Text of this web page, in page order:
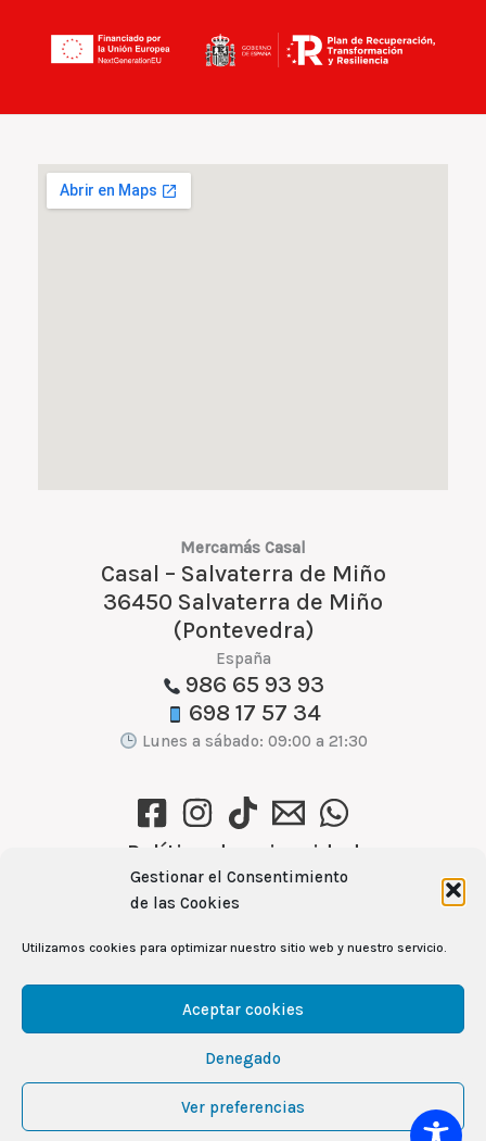
Gestionar el Consentimiento
de las Cookies
Utilizamos cookies para optimizar nuestro sitio web y nuestro servicio.
Aceptar cookies
Denegado
Ver preferencias
Mercamás Casal
Casal – Salvaterra de Miño
36450 Salvaterra de Miño
(Pontevedra)
España
986 65 93 93
698 17 57 34
Lunes a sábado: 09:00 a 21:30
Política de privacidad
Política de cookies (UE)
Aviso Legal
Ver recetas →
Copyright © 2026 Mercamas Casal | Powered by
104
CUBES& Rita García Gil